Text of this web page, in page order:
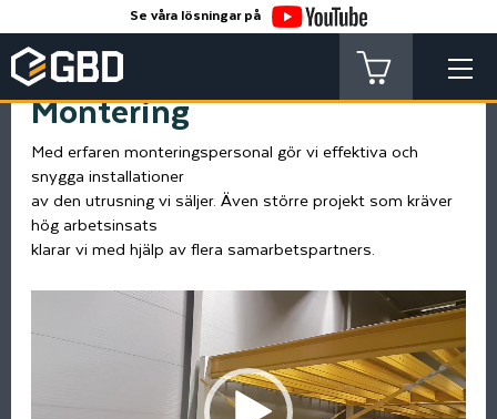
Se våra lösningar på
Montering
Med erfaren monteringspersonal gör vi effektiva och
snygga installationer
av den utrusning vi säljer. Även större projekt som kräver
hög arbetsinsats
klarar vi med hjälp av flera samarbetspartners.
Videospelare